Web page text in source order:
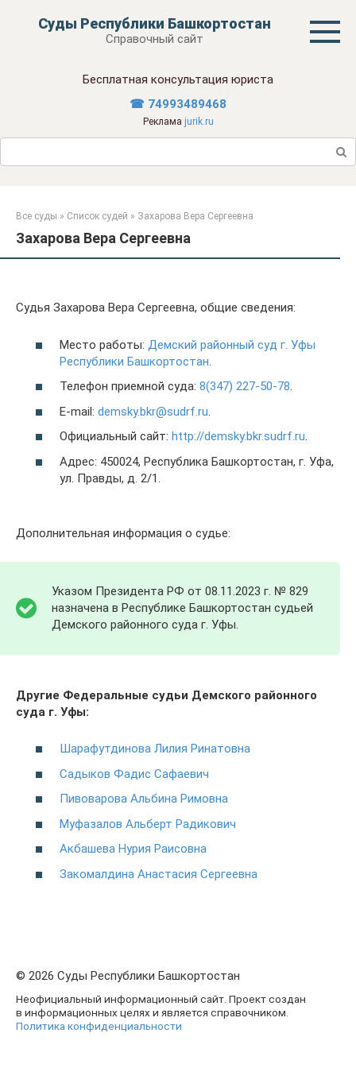
Суды Республики Башкортостан
Справочный сайт
Бесплатная консультация юриста
☎ 74993489468
Реклама jurik.ru
Поиск:
Все суды » Список судей » Захарова Вера Сергеевна
Захарова Вера Сергеевна
Судья Захарова Вера Сергеевна, общие сведения:
Место работы: Демский районный суд г. Уфы
Республики Башкортостан
Телефон приемной суда: 8(347) 227-50-78.
E-mail: demsky.bkr@sudrf.ru
Официальный сайт: http://demsky.bkr.sudrf.ru.
Адрес: 450024, Республика Башкортостан, г. Уфа,
ул. Правды, д. 2/1.
Дополнительная информация о судье:
Указом Президента РФ от 08.11.2023 г. № 829
назначена в Республике Башкортостан судьей
Демского районного суда г. Уфы.
Другие Федеральные судьи Демского районного
суда г. Уфы:
Шарафутдинова Лилия Ринатовна
Садыков Фадис Сафаевич
Пивоварова Альбина Римовна
Муфазалов Альберт Радикович
Акбашева Нурия Раисовна
Закомалдина Анастасия Сергеевна
© 2026 Суды Республики Башкортостан
Неофициальный информационный сайт. Проект создан
в информационных целях и является справочником.
Политика конфиденциальности